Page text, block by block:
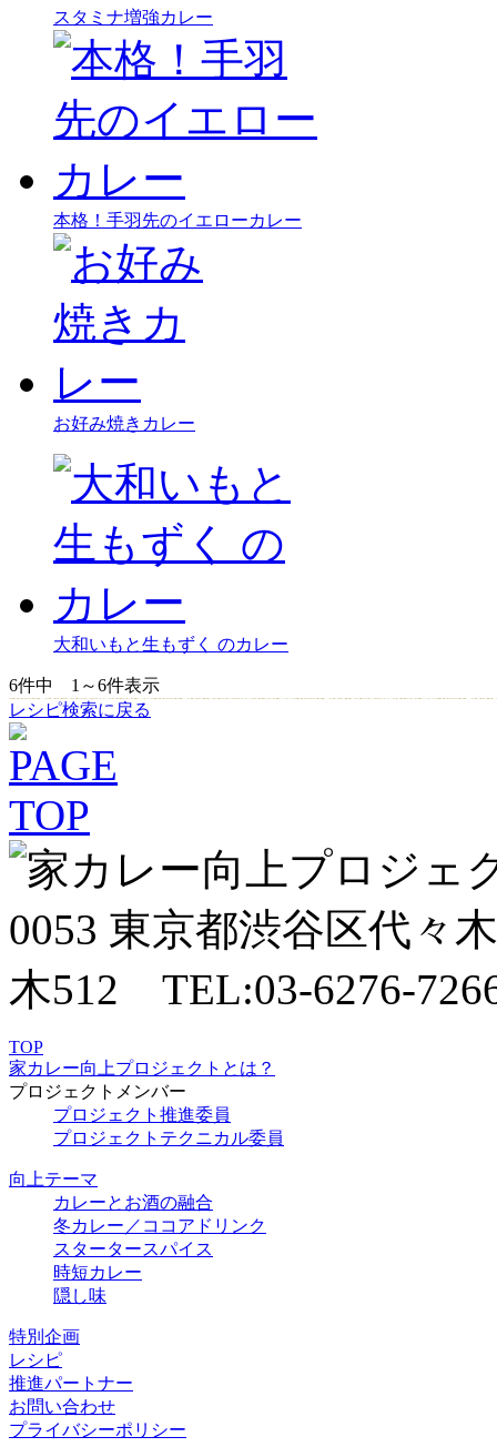
スタミナ増強カレー
本格！手羽先のイエローカレー
お好み焼きカレー
大和いもと生もずく のカレー
6件中 1～6件表示
レシピ検索に戻る
TOP
家カレー向上プロジェクトとは？
プロジェクトメンバー
プロジェクト推進委員
プロジェクトテクニカル委員
向上テーマ
カレーとお酒の融合
冬カレー／ココアドリンク
スタータースパイス
時短カレー
隠し味
特別企画
レシピ
推進パートナー
お問い合わせ
プライバシーポリシー